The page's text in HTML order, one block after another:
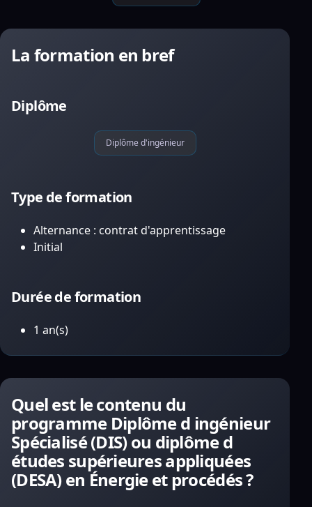
La formation en bref
Diplôme
Diplôme d'ingénieur
Type de formation
Alternance : contrat d'apprentissage
Initial
Durée de formation
1 an(s)
Quel est le contenu du
programme Diplôme d ingénieur
Spécialisé (DIS) ou diplôme d
études supérieures appliquées
(DESA) en Énergie et procédés ?